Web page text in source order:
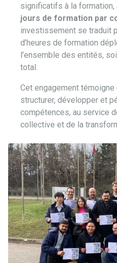
significatifs à la formation,
jours de formation par
investissement se traduit
d’heures de formation
l’ensemble des entités,
total.
Cet engagement
structurer, développer et
compétences, au service
collective et de la